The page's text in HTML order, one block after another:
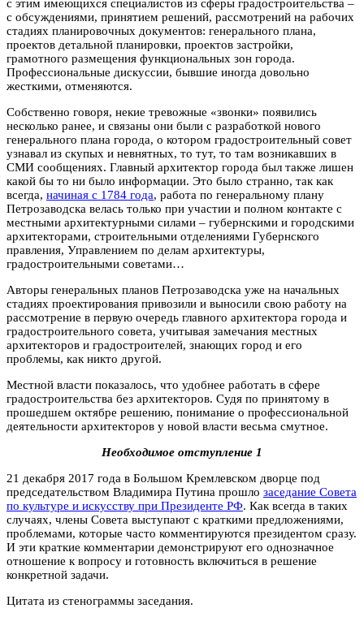
с этим имеющихся специалистов из сферы градостроительства –
с обсуждениями, принятием решений, рассмотрений на рабочих
стадиях планировочных документов: генерального плана,
проектов детальной планировки, проектов застройки,
грамотного размещения функциональных зон города.
Профессиональные дискуссии, бывшие иногда довольно
жесткими, отменяются.
Собственно говоря, некие тревожные «звонки» появились
несколько ранее, и связаны они были с разработкой нового
генерального плана города, о котором градостроительный совет
узнавал из скупых и невнятных, то тут, то там возникавших в
СМИ сообщениях. Главный архитектор города был также лишен
какой бы то ни было информации. Это было странно, так как
всегда, начиная с 1784 года, работа по генеральному плану
Петрозаводска велась только при участии и полном контакте с
местными архитектурными силами – губернскими и городскими
архитекторами, строительными отделениями Губернского
правления, Управлением по делам архитектуры,
градостроительными советами…
Авторы генеральных планов Петрозаводска уже на начальных
стадиях проектирования привозили и выносили свою работу на
рассмотрение в первую очередь главного архитектора города и
градостроительного совета, учитывая замечания местных
архитекторов и градостроителей, знающих город и его
проблемы, как никто другой.
Местной власти показалось, что удобнее работать в сфере
градостроительства без архитекторов. Судя по принятому в
прошедшем октябре решению, понимание о профессиональной
деятельности архитекторов у новой власти весьма смутное.
Необходимое отступление 1
21 декабря 2017 года в Большом Кремлевском дворце под
председательством Владимира Путина прошло заседание Совета
по культуре и искусству при Президенте РФ. Как всегда в таких
случаях, члены Совета выступают с краткими предложениями,
проблемами, которые часто комментируются президентом сразу.
И эти краткие комментарии демонстрируют его однозначное
отношение к вопросу и готовность включиться в решение
конкретной задачи.
Цитата из стенограммы заседания.